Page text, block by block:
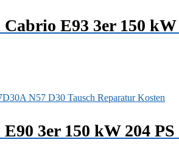
E93 3er 150
3er 150 kW 204